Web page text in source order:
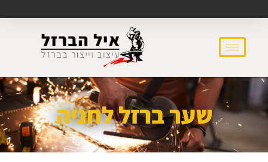
שער ברזל לחניה